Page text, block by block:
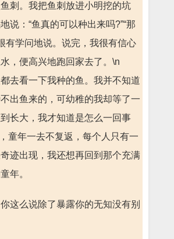
刺。我把鱼刺放进小明挖的坑
说：“鱼真的可以种出来吗?”“那
有学问地说。说完，我很有信心
水，便高兴地跑回家去了。\n
去看一下我种的鱼。我并不知道
出鱼来的，可幼稚的我却等了一
长大，我才知道是怎么一回事
年一去不复返，每个人只有一
迹出现，我还想再回到那个充满
年。
这么说除了暴露你的无知没有别